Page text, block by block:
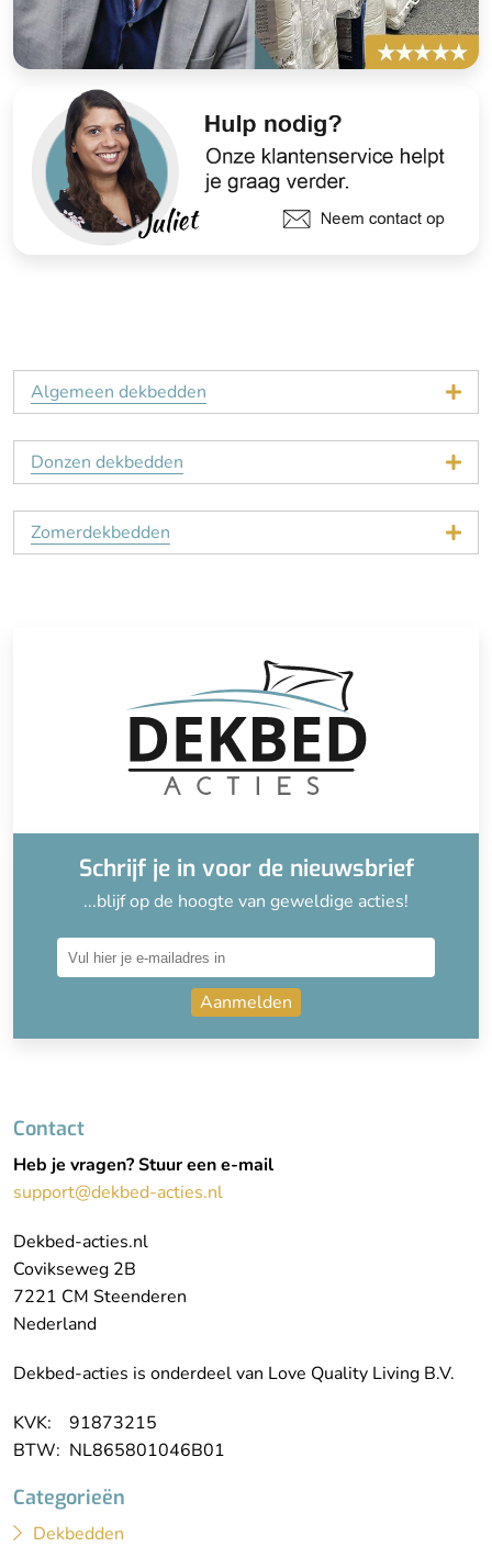
Algemeen dekbedden
Donzen dekbedden
Zomerdekbedden
Schrijf je in voor de nieuwsbrief
...blijf op de hoogte van geweldige acties!
Aanmelden
Contact
Heb je vragen? Stuur een e-mail
support@dekbed-acties.nl
Dekbed-acties.nl
Covikseweg 2B
7221 CM Steenderen
Nederland
Dekbed-acties is onderdeel van Love Quality Living B.V.
KVK: 91873215
BTW: NL865801046B01
Categorieën
Dekbedden